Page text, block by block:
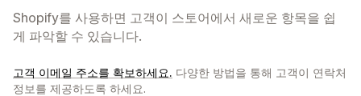
Shopify를 사용하면 고객이 스토어에서 새로운 항목을 쉽
게 파악할 수 있습니다.
고객 이메일 주소를 확보하세요. 다양한 방법을 통해 고객이 연락처
정보를 제공하도록 하세요.